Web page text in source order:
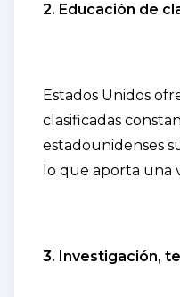
2. Educación de
Estados Unidos
clasificadas
estadounidenses
lo que aporta una
3. Investigación,